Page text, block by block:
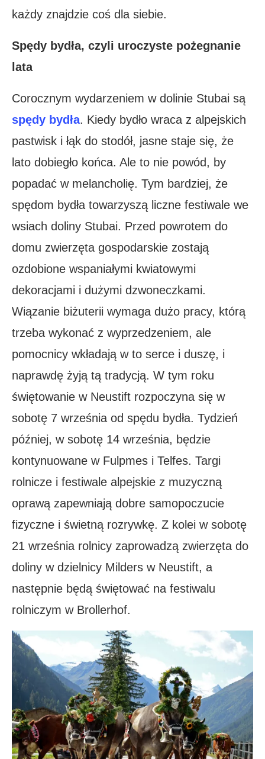
każdy znajdzie coś dla siebie.
Spędy bydła, czyli uroczyste pożegnanie
lata
Corocznym wydarzeniem w dolinie Stubai są
spędy bydła. Kiedy bydło wraca z alpejskich
pastwisk i łąk do stodół, jasne staje się, że
lato dobiegło końca. Ale to nie powód, by
popadać w melancholię. Tym bardziej, że
spędom bydła towarzyszą liczne festiwale we
wsiach doliny Stubai. Przed powrotem do
domu zwierzęta gospodarskie zostają
ozdobione wspaniałymi kwiatowymi
dekoracjami i dużymi dzwoneczkami.
Wiązanie biżuterii wymaga dużo pracy, którą
trzeba wykonać z wyprzedzeniem, ale
pomocnicy wkładają w to serce i duszę, i
naprawdę żyją tą tradycją. W tym roku
świętowanie w Neustift rozpoczyna się w
sobotę 7 września od spędu bydła. Tydzień
później, w sobotę 14 września, będzie
kontynuowane w Fulpmes i Telfes. Targi
rolnicze i festiwale alpejskie z muzyczną
oprawą zapewniają dobre samopoczucie
fizyczne i świetną rozrywkę. Z kolei w sobotę
21 września rolnicy zaprowadzą zwierzęta do
doliny w dzielnicy Milders w Neustift, a
następnie będą świętować na festiwalu
rolniczym w Brollerhof.